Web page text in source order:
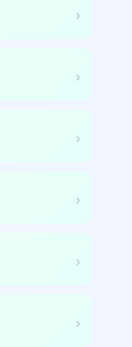
›
›
›
›
›
›